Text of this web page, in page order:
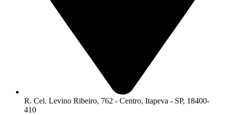
R. Cel. Levino Ribeiro, 762 - Centro, Itapeva - SP, 18400-
410